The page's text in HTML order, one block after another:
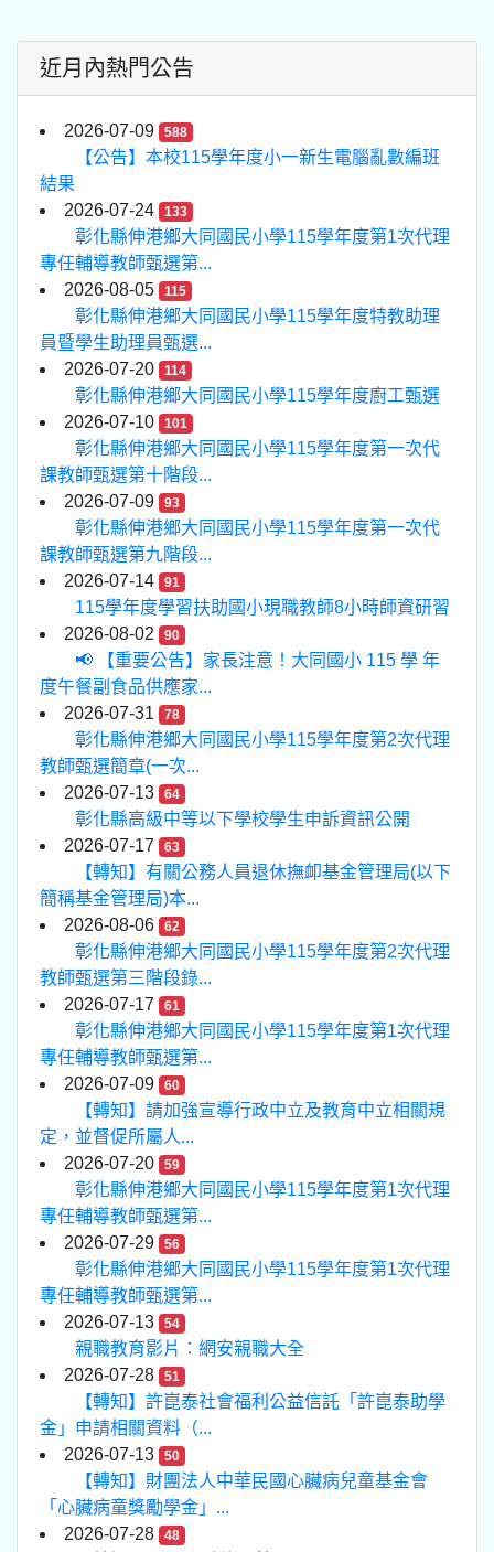
近月內熱門公告
2026-07-09 588
【公告】本校115學年度小一新生電腦亂數編班
結果
2026-07-24
133
彰化縣伸港鄉大同國民小學115學年度第1次代理
專任輔導教師甄選第...
2026-08-05
115
彰化縣伸港鄉大同國民小學115學年度特教助理
員暨學生助理員甄選...
2026-07-20
114
彰化縣伸港鄉大同國民小學115學年度廚工甄選
2026-07-10
101
彰化縣伸港鄉大同國民小學115學年度第一次代
課教師甄選第十階段...
2026-07-09
93
彰化縣伸港鄉大同國民小學115學年度第一次代
課教師甄選第九階段...
2026-07-14
91
115學年度學習扶助國小現職教師8小時師資研習
2026-08-02
90
📢 【重要公告】家長注意！大同國小 115 學 年
度午餐副食品供應家...
2026-07-31
78
彰化縣伸港鄉大同國民小學115學年度第2次代理
教師甄選簡章(一次...
2026-07-13
64
彰化縣高級中等以下學校學生申訴資訊公開
2026-07-17
63
【轉知】有關公務人員退休撫卹基金管理局(以下
簡稱基金管理局)本...
2026-08-06
62
彰化縣伸港鄉大同國民小學115學年度第2次代理
教師甄選第三階段錄...
2026-07-17
61
彰化縣伸港鄉大同國民小學115學年度第1次代理
專任輔導教師甄選第...
2026-07-09
60
【轉知】請加強宣導行政中立及教育中立相關規
定，並督促所屬人...
2026-07-20
59
彰化縣伸港鄉大同國民小學115學年度第1次代理
專任輔導教師甄選第...
2026-07-29
56
彰化縣伸港鄉大同國民小學115學年度第1次代理
專任輔導教師甄選第...
2026-07-13
54
親職教育影片：網安親職大全
2026-07-28
51
【轉知】許崑泰社會福利公益信託「許崑泰助學
金」申請相關資料（...
2026-07-13
50
【轉知】財團法人中華民國心臟病兒童基金會
「心臟病童獎勵學金」...
2026-07-28
48